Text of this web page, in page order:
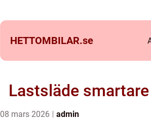
HETTOMBILAR.se
Lastsläde
08 mars 2026 admin